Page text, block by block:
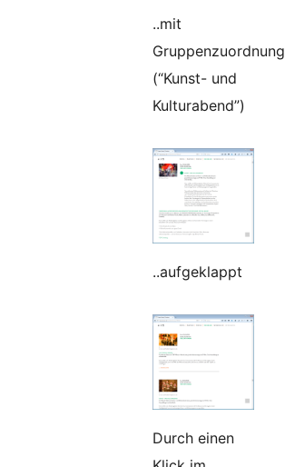
..mit
Gruppenzuordnung
(“Kunst- und
Kulturabend”)
..aufgeklappt
Durch einen